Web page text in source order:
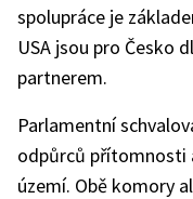
spolupráce je
USA jsou pro Česko
partnerem.
Parlamentní
odpůrců přítomnosti
území. Obě komory